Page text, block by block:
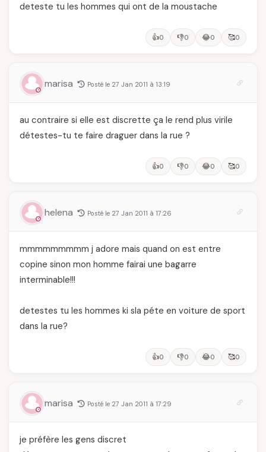
deteste tu les hommes qui ont de la moustache
👍0 👎0 😂0 🥰0
marisa Posté le 27 Jan 2011 à 13:19
au contraire si elle est discrette ça le rend plus virile
détestes-tu te faire draguer dans la rue ?
👍0 👎0 😂0 🥰0
helena Posté le 27 Jan 2011 à 17:26
mmmmmmmmm j adore mais quand on est entre
copine sinon mon homme fairai une bagarre
interminable!!!
detestes tu les hommes ki sla péte en voiture de sport
dans la rue?
👍0 👎0 😂0 🥰0
marisa Posté le 27 Jan 2011 à 17:29
je préfère les gens discret